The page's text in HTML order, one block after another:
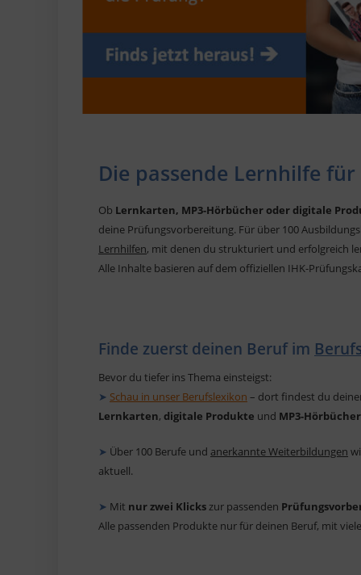
Die passende Lernhilfe
Ob Lernkarten, MP3-Hörbücher oder digitale
deine Prüfungsvorbereitung. Für über 100
Lernhilfen, mit denen du strukturiert und erfolgreich
Alle Inhalte basieren auf dem offiziellen IHK-
Finde zuerst deinen Beruf im
Bevor du tiefer ins Thema einsteigst:
➤ Schau in unser Berufslexikon – dort findest du
Lernkarten, digitale Produkte und MP3-Hörbücher
➤ Über 100 Berufe und anerkannte Weiterbildungen
aktuell.
➤ Mit nur zwei Klickszur passenden
Alle passenden Produkte nur für deinen Beruf, mit